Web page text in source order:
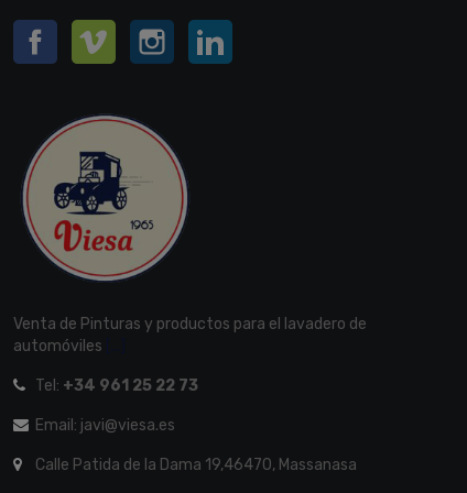
Facebook Vimeo Instagram
Venta de Pinturas y productos para el lavadero de
automóviles
Tel: +34 961 25 22 73
Email: javi@viesa.es
Calle Patida de la Dama 19,46470, Massanasa